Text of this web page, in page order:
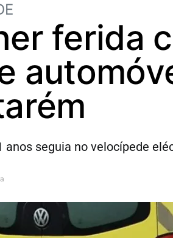
ferida
anos seguia no velocípede